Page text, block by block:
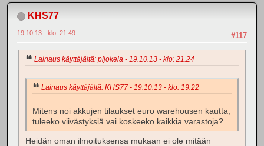
KHS77
#117
19.10.13 - klo: 21.49
Lainaus käyttäjältä: pijokela - 19.10.13 - klo: 21.24
Lainaus käyttäjältä: KHS77 - 19.10.13 - klo: 19.22
Mitens noi akkujen tilaukset euro warehousen kautta,
tuleeko viivästyksiä vai koskeeko kaikkia varastoja?
Heidän oman ilmoituksensa mukaan ei ole mitään